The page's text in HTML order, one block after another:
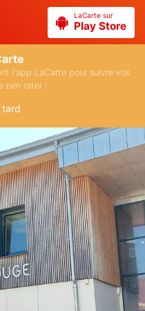
LaCarte sur
Play Store
l'app LaCarte pour suivre vos
rien rater !
tard